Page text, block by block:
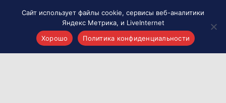
Сайт использует файлы cookie, сервисы веб-аналитики
Яндекс Метрика, и LiveInternet
Хорошо
Политика конфиденциальности